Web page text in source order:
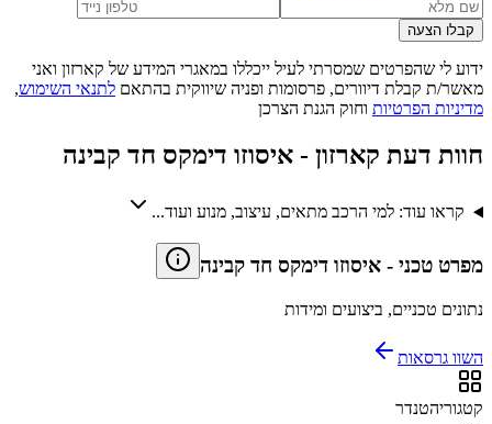
קבלו הצעה
ידוע לי שהפרטים שמסרתי לעיל ייכללו במאגרי המידע של קארזון ואני
מאשר/ת קבלת דיוורים, פרסומות ופניה שיווקית בהתאם לתנאי השימוש,
מדיניות הפרטיות וחוק הגנת הצרכן
חוות דעת קארזון - איסוזו דימקס חד קבינה
קראו עוד: למי הרכב מתאים, עיצוב, מנוע ועוד...
מפרט טכני - איסוזו דימקס חד קבינה
נתונים טכניים, ביצועים ומידות
השוו גרסאות
קטגוריהטנדר